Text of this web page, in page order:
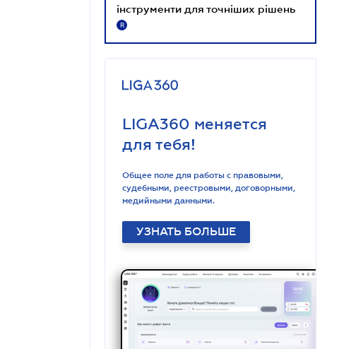
інструменти для точніших рішень
R
LIGA360 меняется
для тебя!
Общее поле для работы с правовыми,
судебными, реестровыми, договорными,
медийными данными.
УЗНАТЬ БОЛЬШЕ